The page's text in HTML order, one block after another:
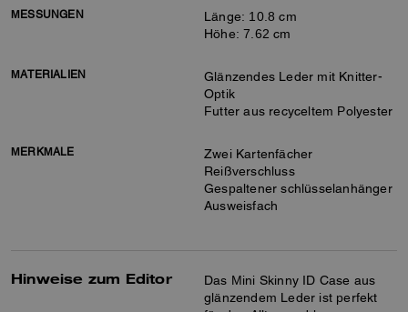
MESSUNGEN
Länge: 10.8 cm
Höhe: 7.62 cm
MATERIALIEN
Glänzendes Leder mit Knitter-
Optik
Futter aus recyceltem Polyester
MERKMALE
Zwei Kartenfächer
Reißverschluss
Gespaltener schlüsselanhänger
Ausweisfach
Hinweise zum Editor
Das Mini Skinny ID Case aus
glänzendem Leder ist perfekt